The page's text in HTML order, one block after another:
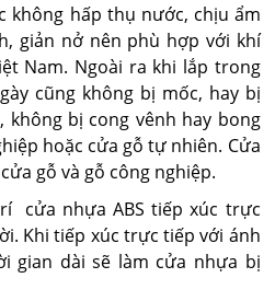
không hấp thụ nước, chịu ẩm
giản nở nên phù hợp với khí
Nam. Ngoài ra khi lắp trong
cũng không bị mốc, hay bị
bị cong vênh hay bong
hoặc cửa gỗ tự nhiên. Cửa
gỗ và gỗ công nghiệp.
cửa nhựa ABS tiếp xúc trực
Khi tiếp xúc trực tiếp với ánh
gian dài sẽ làm cửa nhựa bị